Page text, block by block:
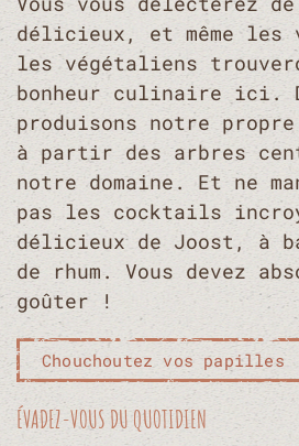
délicieux, et même les
les végétaliens
bonheur culinaire ici.
produisons notre
à partir des arbres
notre domaine. Et ne
pas les cocktails
délicieux de Joost, à
de rhum. Vous devez
goûter !
Chouchoutez vos papilles
ÉVADEZ-VOUS DU QUOTIDIEN